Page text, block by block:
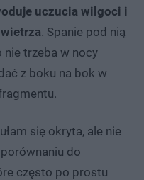
uczucia wilgoci i
. Spanie pod nią
trzeba w nocy
z boku na bok w
się okryta, ale nie
do
często po prostu